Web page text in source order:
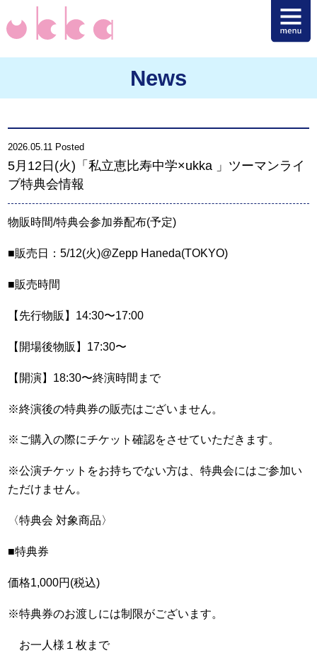
News
2026.05.11 Posted
5月12日(火)「私立恵比寿中学×ukka 」ツーマンライ
ブ特典会情報
物販時間/特典会参加券配布(予定)
■販売日：5/12(火)@Zepp Haneda(TOKYO)
■販売時間
【先行物販】14:30〜17:00
【開場後物販】17:30〜
【開演】18:30〜終演時間まで
※終演後の特典券の販売はございません。
※ご購入の際にチケット確認をさせていただきます。
※公演チケットをお持ちでない方は、特典会にはご参加い
ただけません。
〈特典会 対象商品〉
■特典券
価格1,000円(税込)
※特典券のお渡しには制限がございます。
お一人様１枚まで